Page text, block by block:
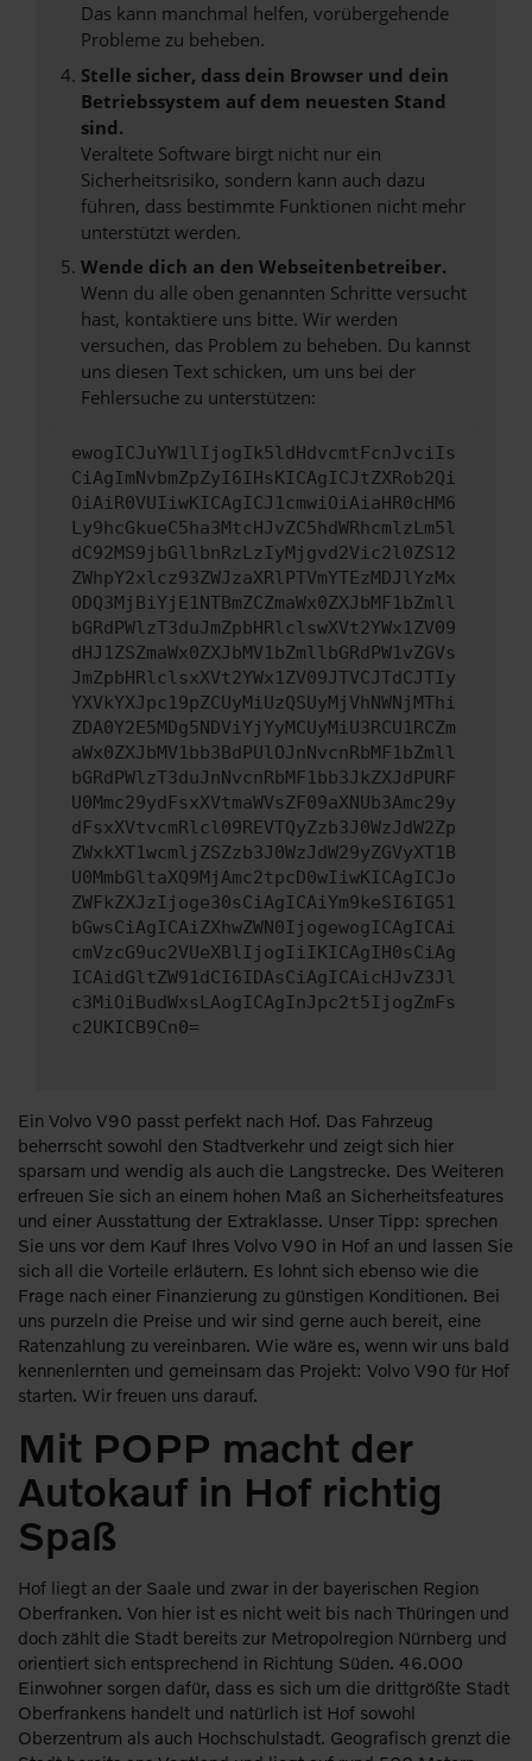
Das kann manchmal helfen, vorübergehende
Probleme zu beheben.
Stelle sicher, dass dein Browser und dein
Betriebssystem auf dem neuesten Stand
sind.
Veraltete Software birgt nicht nur ein
Sicherheitsrisiko, sondern kann auch dazu
führen, dass bestimmte Funktionen nicht mehr
unterstützt werden.
Wende dich an den Webseitenbetreiber.
Wenn du alle oben genannten Schritte versucht
hast, kontaktiere uns bitte. Wir werden
versuchen, das Problem zu beheben. Du kannst
uns diesen Text schicken, um uns bei der
Fehlersuche zu unterstützen:
ewogICJuYW1lIjogIk5ldHdvcmtFcnJvciIs
CiAgImNvbmZpZyI6IHsKICAgICJtZXRob2Qi
OiAiR0VUIiwKICAgICJ1cmwiOiAiaHR0cHM6
Ly9hcGkueC5ha3MtcHJvZC5hdWRhcmlzLm5l
dC92MS9jbGllbnRzLzIyMjgvd2Vic2l0ZS12
ZWhpY2xlcz93ZWJzaXRlPTVmYTEzMDJlYzMx
ODQ3MjBiYjE1NTBmZCZmaWx0ZXJbMF1bZmll
bGRdPWlzT3duJmZpbHRlclswXVt2YWx1ZV09
dHJ1ZSZmaWx0ZXJbMV1bZmllbGRdPW1vZGVs
JmZpbHRlclsxXVt2YWx1ZV09JTVCJTdCJTIy
YXVkYXJpc19pZCUyMiUzQSUyMjVhNWNjMThi
ZDA0Y2E5MDg5NDViYjYyMCUyMiU3RCU1RCZm
aWx0ZXJbMV1bb3BdPUlOJnNvcnRbMF1bZmll
bGRdPWlzT3duJnNvcnRbMF1bb3JkZXJdPURF
U0Mmc29ydFsxXVtmaWVsZF09aXNUb3Amc29y
dFsxXVtvcmRlcl09REVTQyZzb3J0WzJdW2Zp
ZWxkXT1wcmljZSZzb3J0WzJdW29yZGVyXT1B
U0MmbGltaXQ9MjAmc2tpcD0wIiwKICAgICJo
ZWFkZXJzIjoge30sCiAgICAiYm9keSI6IG51
bGwsCiAgICAiZXhwZWN0IjogewogICAgICAi
cmVzcG9uc2VUeXBlIjogIiIKICAgIH0sCiAg
ICAidGltZW91dCI6IDAsCiAgICAicHJvZ3Jl
c3MiOiBudWxsLAogICAgInJpc2t5IjogZmFs
c2UKICB9Cn0=
Ein Volvo V90 passt perfekt nach Hof. Das Fahrzeug
beherrscht sowohl den Stadtverkehr und zeigt sich hier
sparsam und wendig als auch die Langstrecke. Des Weiteren
erfreuen Sie sich an einem hohen Maß an Sicherheitsfeatures
und einer Ausstattung der Extraklasse. Unser Tipp: sprechen
Sie uns vor dem Kauf Ihres Volvo V90 in Hof an und lassen Sie
sich all die Vorteile erläutern. Es lohnt sich ebenso wie die
Frage nach einer Finanzierung zu günstigen Konditionen. Bei
uns purzeln die Preise und wir sind gerne auch bereit, eine
Ratenzahlung zu vereinbaren. Wie wäre es, wenn wir uns bald
kennenlernten und gemeinsam das Projekt: Volvo V90 für Hof
starten. Wir freuen uns darauf.
Mit POPP macht der
Autokauf in Hof richtig
Spaß
Hof liegt an der Saale und zwar in der bayerischen Region
Oberfranken. Von hier ist es nicht weit bis nach Thüringen und
doch zählt die Stadt bereits zur Metropolregion Nürnberg und
orientiert sich entsprechend in Richtung Süden. 46.000
Einwohner sorgen dafür, dass es sich um die drittgrößte Stadt
Oberfrankens handelt und natürlich ist Hof sowohl
Oberzentrum als auch Hochschulstadt. Geografisch grenzt die